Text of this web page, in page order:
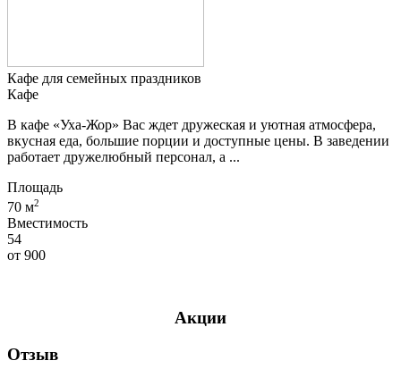
Кафе для семейных праздников
Кафе
В кафе «Уха-Жор» Вас ждет дружеская и уютная атмосфера,
вкусная еда, большие порции и доступные цены. В заведении
работает дружелюбный персонал, а ...
Площадь
70 м2
Вместимость
54
от 900
Акции
Отзыв